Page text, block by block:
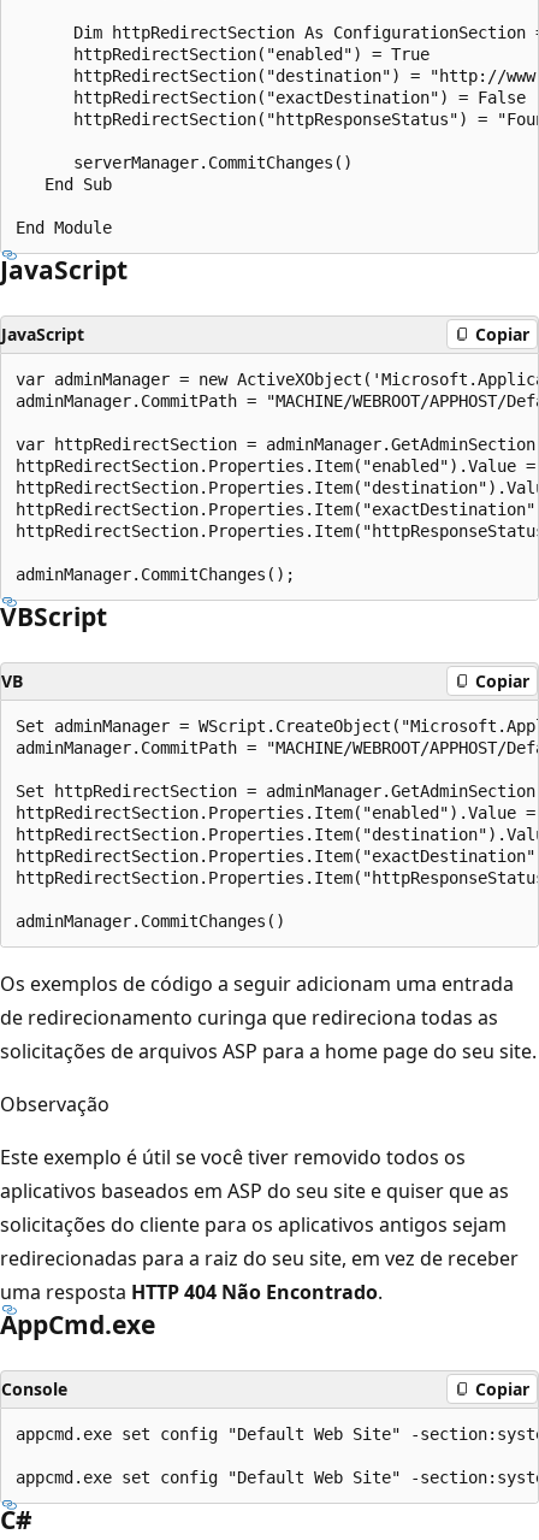
Dim httpRedirectSection As
      httpRedirectSection("enabled") = True
httpRedirectSection("destination") = "http://
      httpRedirectSection("exactDestination") = False
httpRedirectSection("httpResponseStatus") =
      serverManager.CommitChanges()
   End Sub
JavaScript
JavaScript Copiar
var adminManager = new
adminManager.CommitPath = "MACHINE/WEBROOT/
var httpRedirectSection =
httpRedirectSection.Properties.Item("enabled").Value
VBScript
VB Copiar
Set adminManager =
adminManager.CommitPath = "MACHINE/WEBROOT/APPHOST/
Set httpRedirectSection =
httpRedirectSection.Properties.Item("enabled").Value =
Os exemplos de código a seguir adicionam uma entrada
de redirecionamento curinga que redireciona todas as
solicitações de arquivos ASP para a home page do seu site.
Observação
Este exemplo é útil se você tiver removido todos os
aplicativos baseados em ASP do seu site e quiser que as
solicitações do cliente para os aplicativos antigos sejam
redirecionadas para a raiz do seu site, em vez de receber
uma resposta HTTP 404 Não Encontrado.
AppCmd.exe
Console Copiar
appcmd.exe set config "Default Web Site" -
C#